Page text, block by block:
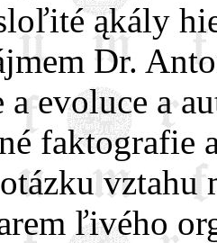
ąkály
Dr.
a evoluce a
faktografie
ľivého